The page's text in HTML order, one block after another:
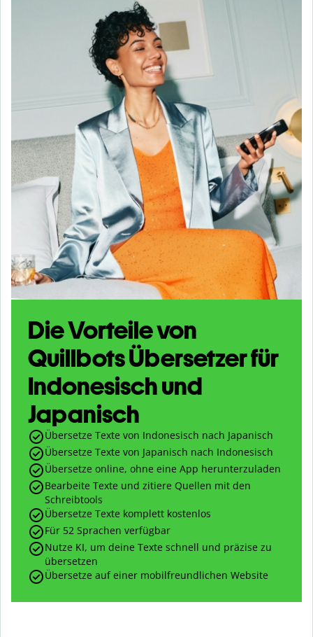
Die Vorteile von
Quillbots Übersetzer für
Indonesisch und
Japanisch
Übersetze Texte von Indonesisch nach Japanisch
Übersetze Texte von Japanisch nach Indonesisch
Übersetze online, ohne eine App herunterzuladen
Bearbeite Texte und zitiere Quellen mit den
Schreibtools
Übersetze Texte komplett kostenlos
Für 52 Sprachen verfügbar
Nutze KI, um deine Texte schnell und präzise zu
übersetzen
Übersetze auf einer mobilfreundlichen Website